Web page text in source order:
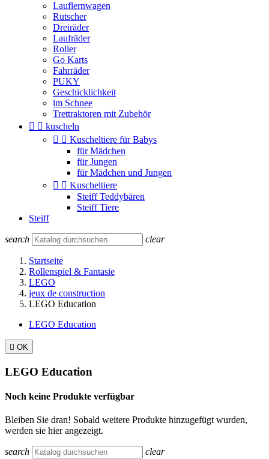
Lauflernwagen
Rutscher
Dreiräder
Laufräder
Roller
Go Karts
Fahrräder
PUKY
Geschicklichkeit
im Schnee
Trettraktoren mit Zubehör
  kuscheln
  Kuscheltiere für Babys
für Mädchen
für Jungen
für Mädchen und Jungen
  Kuscheltiere
Steiff Teddybären
Steiff Tiere
Steiff
search clear
Startseite
Rollenspiel & Fantasie
LEGO
jeux de construction
LEGO Education
LEGO Education
 OK
LEGO Education
Noch keine Produkte verfügbar
Bleiben Sie dran! Sobald weitere Produkte hinzugefügt wurden,
werden sie hier angezeigt.
search clear